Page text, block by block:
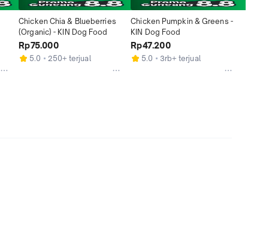
Chicken Chia & Blueberries
(Organic) - KIN Dog Food
Rp75.000
5.0 250+ terjual
Chicken Pumpkin & Greens -
KIN Dog Food
Rp47.200
5.0 3rb+ terjual